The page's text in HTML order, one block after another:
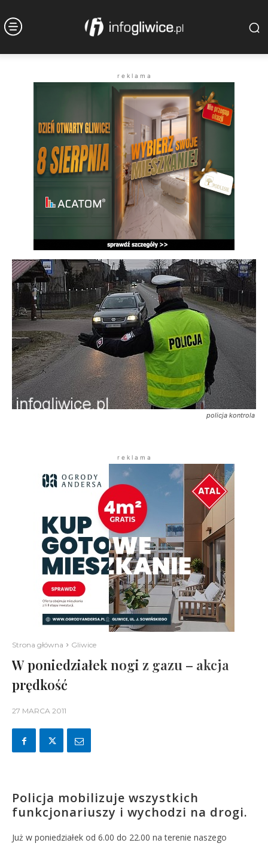
r e k l a m a
policja kontrola
r e k l a m a
Strona główna Gliwice
W poniedziałek nogi z gazu – akcja
prędkość
27 MARCA 2011
Policja mobilizuje wszystkich
funkcjonariuszy i wychodzi na drogi.
Już w poniedziałek od 6.00 do 22.00 na terenie naszego